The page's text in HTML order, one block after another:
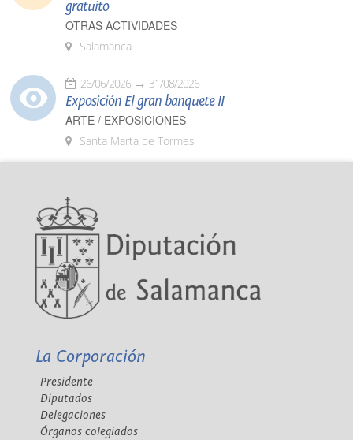
gratuito
OTRAS ACTIVIDADES
Salamanca
26/06/2026 31/08/2026
Exposición El gran banquete II
ARTE / EXPOSICIONES
Santa Marta de Tormes
La Corporación
Presidente
Diputados
Delegaciones
Órganos colegiados